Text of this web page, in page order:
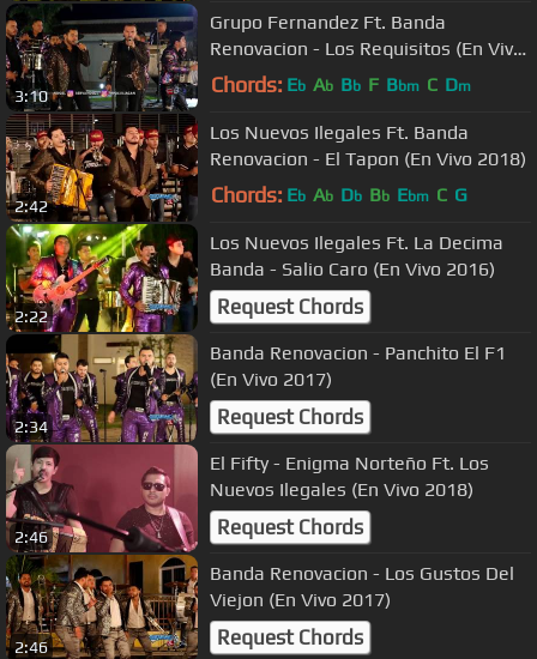
3:10
Grupo Fernandez Ft. Banda
Renovacion - Los Requisitos (En Vivo
2017)
Chords: Eb Ab Bb F Bbm C Dm
2:42
Los Nuevos Ilegales Ft. Banda
Renovacion - El Tapon (En Vivo 2018)
Chords: Eb Ab Db Bb Ebm C G
2:22
Los Nuevos Ilegales Ft. La Decima
Banda - Salio Caro (En Vivo 2016)
Request Chords
2:34
Banda Renovacion - Panchito El F1
(En Vivo 2017)
Request Chords
2:46
El Fifty - Enigma Norteño Ft. Los
Nuevos Ilegales (En Vivo 2018)
Request Chords
2:46
Banda Renovacion - Los Gustos Del
Viejon (En Vivo 2017)
Request Chords